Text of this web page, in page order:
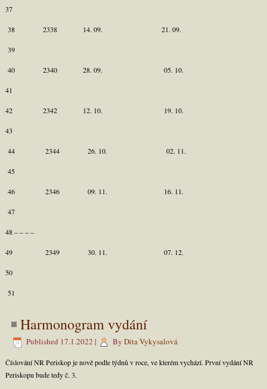
37
38 2338 14. 09. 21. 09.
39
40 2340 28. 09. 05. 10.
41
42 2342 12. 10. 19. 10.
43
44 2344 26. 10. 02. 11.
45
46 2346 09. 11. 16. 11.
47
48 – – – –
49 2349 30. 11. 07. 12.
50
51
Harmonogram vydání
Published 17.1.2022 | By Dita Vykysalová
Číslování NR Periskop je nově podle týdnů v roce, ve kterém vychází. První vydání NR
Periskopu bude tedy č. 3.